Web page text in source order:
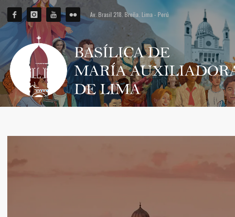
Av. Brasil 218. Breña. Lima - Perú